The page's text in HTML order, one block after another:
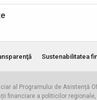
Sustenabilitatea
al Programului de Asistență
financiare a politicilor